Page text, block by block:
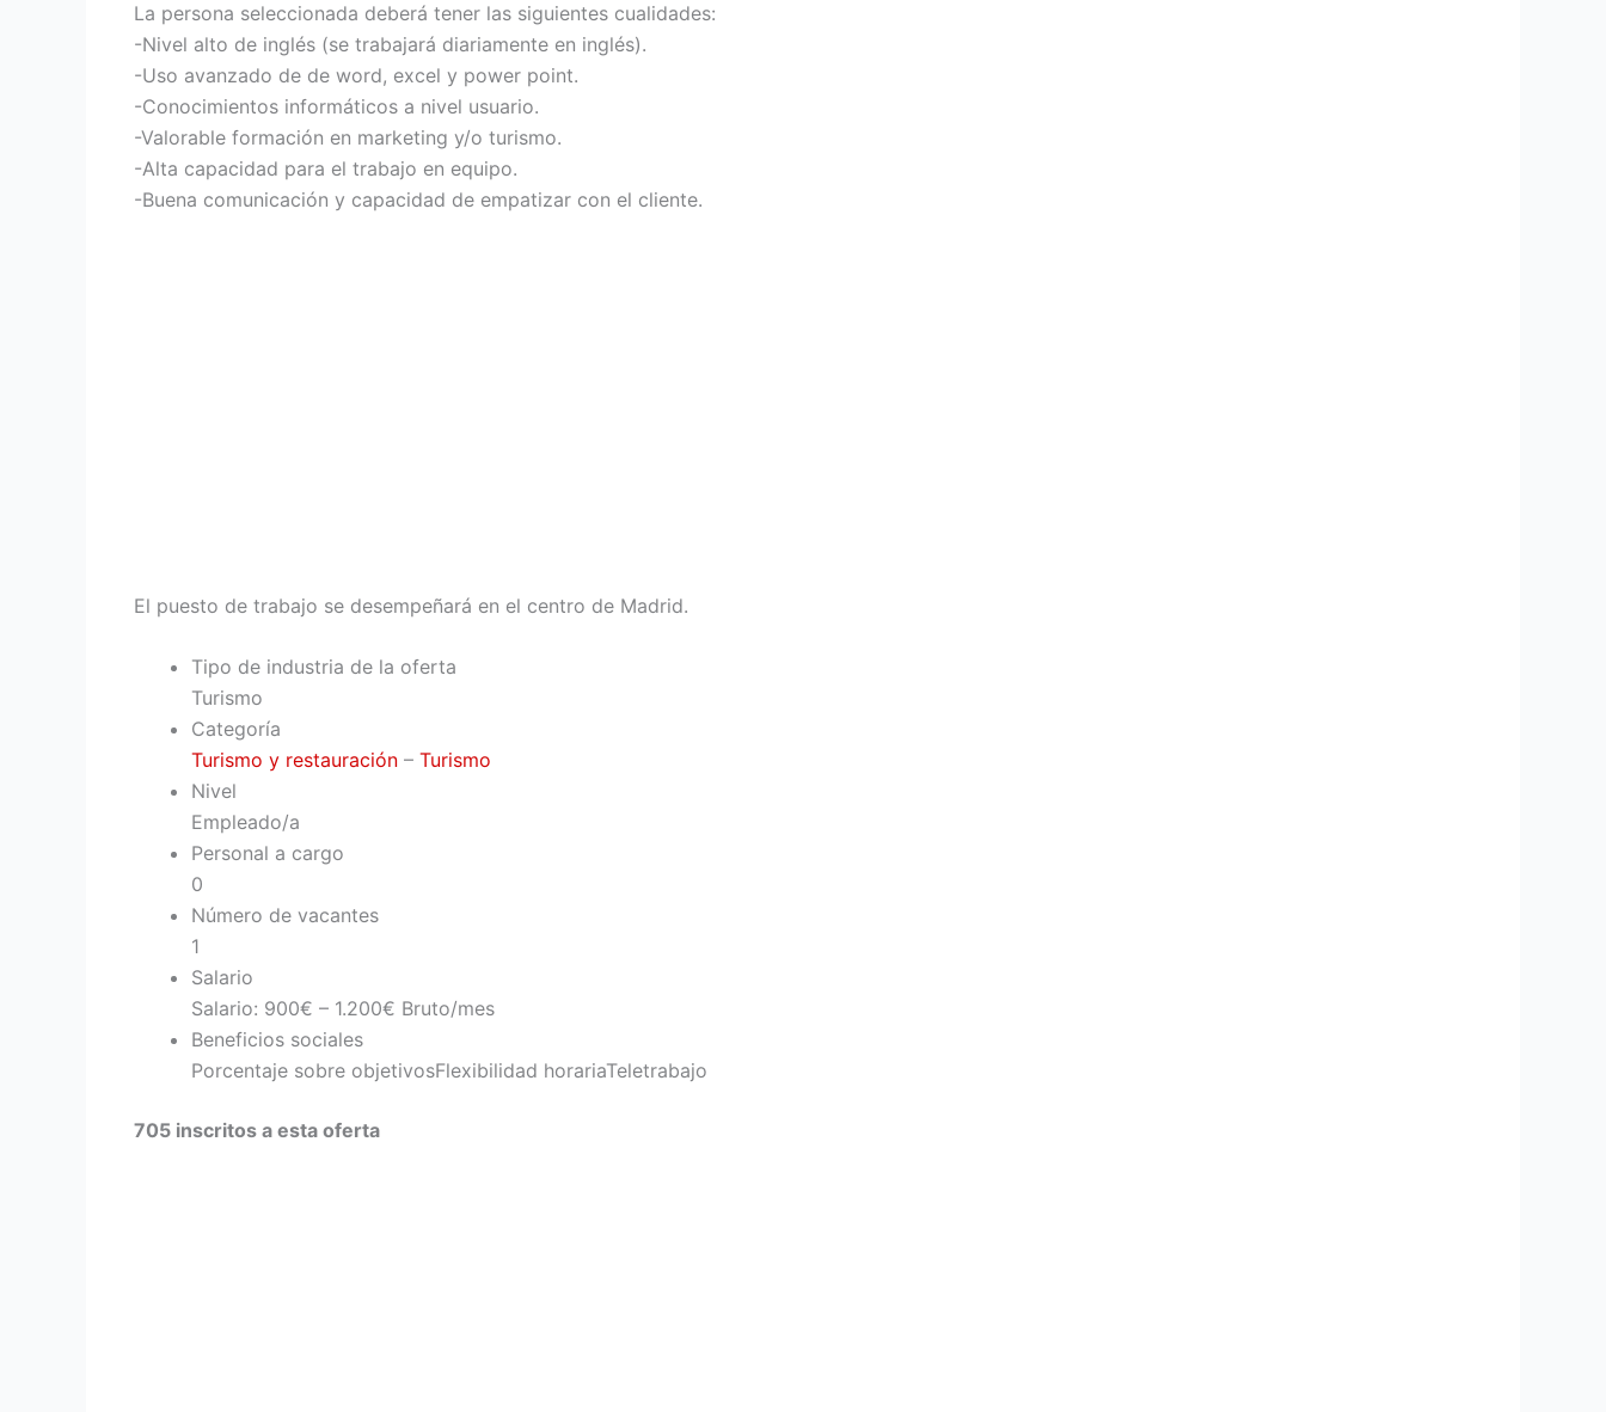
La persona seleccionada deberá tener las siguientes cualidades:
-Nivel alto de inglés (se trabajará diariamente en inglés).
-Uso avanzado de de word, excel y power point.
-Conocimientos informáticos a nivel usuario.
-Valorable formación en marketing y/o turismo.
-Alta capacidad para el trabajo en equipo.
-Buena comunicación y capacidad de empatizar con el cliente.
El puesto de trabajo se desempeñará en el centro de Madrid.
Tipo de industria de la oferta
Turismo
Categoría
Turismo y restauración – Turismo
Nivel
Empleado/a
Personal a cargo
0
Número de vacantes
1
Salario
Salario: 900€ – 1.200€ Bruto/mes
Beneficios sociales
Porcentaje sobre objetivosFlexibilidad horariaTeletrabajo
705 inscritos a esta oferta